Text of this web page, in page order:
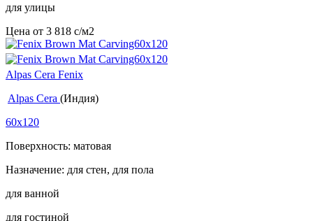
для улицы
Цена от 3 818 c/м2
Alpas Cera Fenix
Alpas Cera (Индия)
60x120
Поверхность: матовая
Назначение: для стен, для пола
для ванной
для гостиной